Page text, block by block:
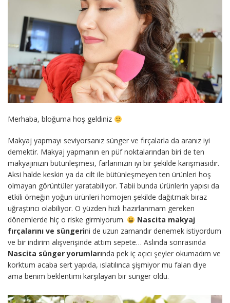
Merhaba, bloğuma hoş geldiniz
Makyaj yapmayı seviyorsanız sünger ve fırçalarla da aranız iyi
demektir. Makyaj yapmanın en püf noktalarından biri de ten
makyajınızın bütünleşmesi, farlarınızın iyi bir şekilde karışmasıdır.
Aksi halde keskin ya da cilt ile bütünleşmeyen ten ürünleri hoş
olmayan görüntüler yaratabiliyor. Tabii bunda ürünlerin yapısı da
etkili örneğin yoğun ürünleri homojen şekilde dağıtmak biraz
uğraştırıcı olabiliyor. O yüzden hızlı hazırlanmam gereken
dönemlerde hiç o riske girmiyorum.
Nascita makyaj
fırçalarını ve süngerini de uzun zamandır denemek istiyordum
ve bir indirim alışverişinde attım sepete… Aslında sonrasında
Nascita sünger yorumlarında pek iç açıcı şeyler okumadım ve
korktum acaba sert yapıda, ıslatılınca şişmiyor mu falan diye
ama benim beklentimi karşılayan bir sünger oldu.